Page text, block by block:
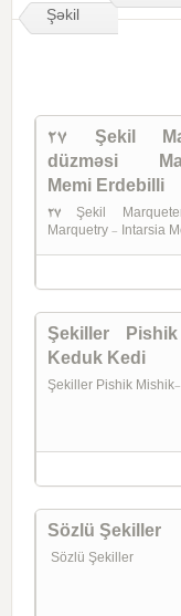
Şəkil
27 Şekil
düzməsi
Memi Erdebilli
27 Şekil
Marquetry - Intarsia
Şekiller
Keduk Kedi
Şekiller Pishik
Sözlü Şekiller
Sözlü Şekiller